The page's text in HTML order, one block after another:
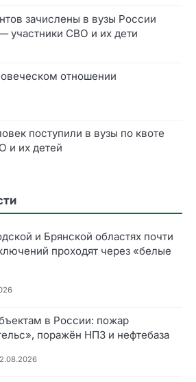
зачислены в вузы России
участники СВО и их дети
отношении
поступили в вузы по квоте
и их детей
и Брянской областях почти
проходят через «белые
в России: пожар
поражён НПЗ и нефтебаза